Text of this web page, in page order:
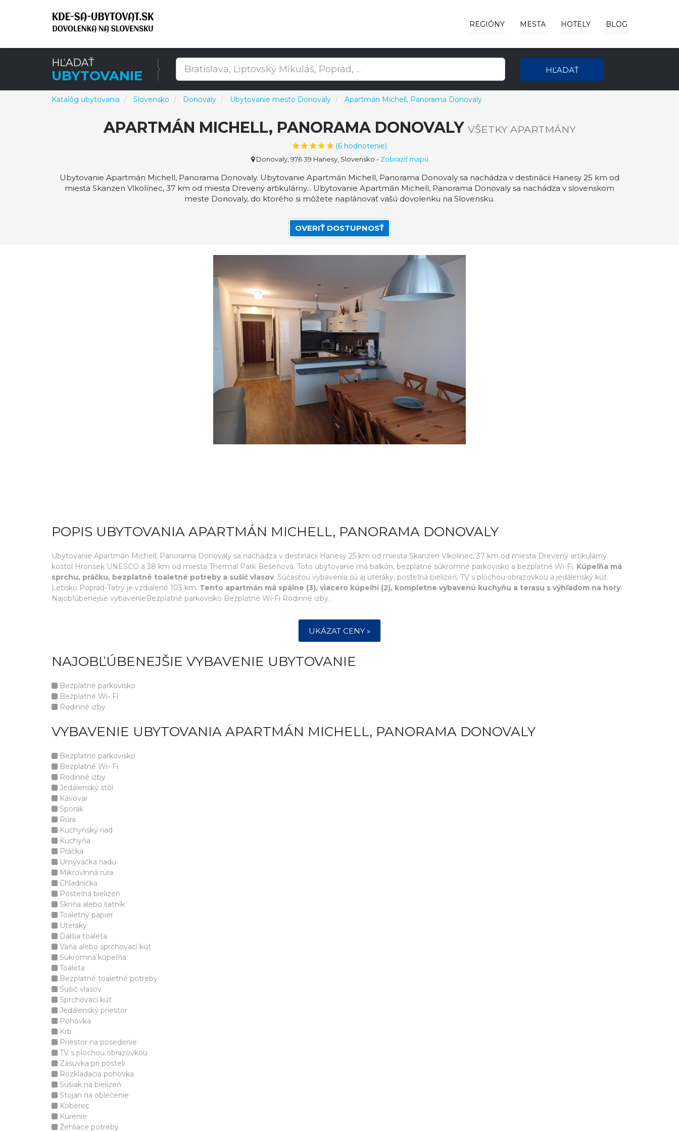
REGIÓNY MESTA HOTELY BLOG
HĽADAŤ
UBYTOVANIE HĽADAŤ
Katalóg ubytovania Slovensko Donovaly Ubytovanie mesto Donovaly Apartmán Michell, Panorama Donovaly
APARTMÁN MICHELL, PANORAMA DONOVALY VŠETKY APARTMÁNY
(6hodnotenie)
Donovaly, 976 39 Hanesy, Slovensko - Zobraziť mapu
Ubytovanie Apartmán Michell, Panorama Donovaly. Ubytovanie Apartmán Michell, Panorama Donovaly sa nachádza v destinácii Hanesy 25 km od
miesta Skanzen Vlkolínec, 37 km od miesta Drevený artikulárny... Ubytovanie Apartmán Michell, Panorama Donovaly sa nachádza v slovenskom
meste Donovaly, do ktorého si môžete naplánovať vašú dovolenku na Slovensku.
OVERIŤ DOSTUPNOSŤ
POPIS UBYTOVANIA APARTMÁN MICHELL, PANORAMA DONOVALY
Ubytovanie Apartmán Michell, Panorama Donovaly sa nachádza v destinácii Hanesy 25 km od miesta Skanzen Vlkolínec, 37 km od miesta Drevený artikulárny
kostol Hronsek UNESCO a 38 km od miesta Thermal Park Bešeňová. Toto ubytovanie má balkón, bezplatné súkromné parkovisko a bezplatné Wi-Fi. Kúpeľňa má
sprchu, práčku, bezplatné toaletné potreby a sušič vlasov. Súčasťou vybavenia sú aj uteráky, posteľná bielizeň, TV s plochou obrazovkou a jedálenský kút.
Letisko Poprad-Tatry je vzdialené 103 km. Tento apartmán má spálne (3), viacero kúpeľní (2), kompletne vybavenú kuchyňu a terasu s výhľadom na hory.
Najobľúbenejšie vybavenieBezplatné parkovisko Bezplatné Wi-Fi Rodinné izby.
UKÁZAT CENY »
NAJOBĽÚBENEJŠIE VYBAVENIE UBYTOVANIE
Bezplatné parkovisko
Bezplatné Wi- Fi
Rodinné izby
VYBAVENIE UBYTOVANIA APARTMÁN MICHELL, PANORAMA DONOVALY
Bezplatné parkovisko
Bezplatné Wi- Fi
Rodinné izby
Jedálenský stôl
Kávovar
Sporák
Rúra
Kuchynský riad
Kuchyňa
Práčka
Umývačka riadu
Mikrovlnná rúra
Chladnička
Posteľná bielizeň
Skriňa alebo šatník
Toaletný papier
Uteráky
Ďalšia toaleta
Vaňa alebo sprchovací kút
Súkromná kúpeľňa
Toaleta
Bezplatné toaletné potreby
Sušič vlasov
Sprchovací kút
Jedálenský priestor
Pohovka
Krb
Priestor na posedenie
TV s plochou obrazovkou
Zásuvka pri posteli
Rozkladacia pohovka
Sušiak na bielizeň
Stojan na oblečenie
Koberec
Kúrenie
Žehliace potreby